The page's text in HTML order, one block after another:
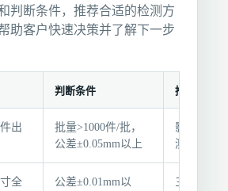
判断条件，推荐合适的检测方
助客户快速决策并了解下一步
判断条件 推荐选择
出
批量>1000件/批，
公差±0.05mm以上
影像测量
测 + AQL
全
公差±0.01mm以
三坐标测